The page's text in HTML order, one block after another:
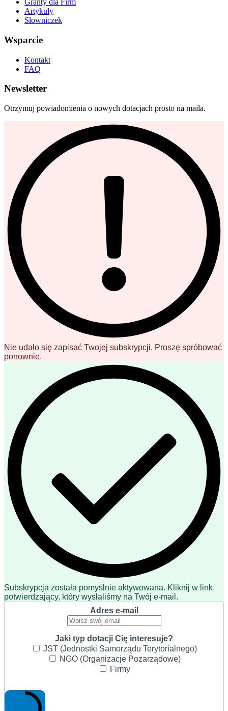
Granty dla Firm
Artykuły
Słowniczek
Wsparcie
Kontakt
FAQ
Newsletter
Otrzymuj powiadomienia o nowych dotacjach prosto na maila.
Nie udało się zapisać Twojej subskrypcji. Proszę spróbować
ponownie.
Subskrypcja została pomyślnie aktywowana. Kliknij w link
potwierdzający, który wysłaliśmy na Twój e-mail.
Adres e-mail
Jaki typ dotacji Cię interesuje?
JST (Jednostki Samorządu Terytorialnego)
NGO (Organizacje Pozarządowe)
Firmy